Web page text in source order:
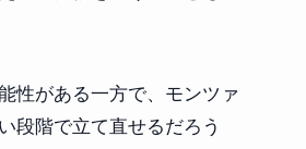
性がある一方で、モンツァ
段階で立て直せるだろう